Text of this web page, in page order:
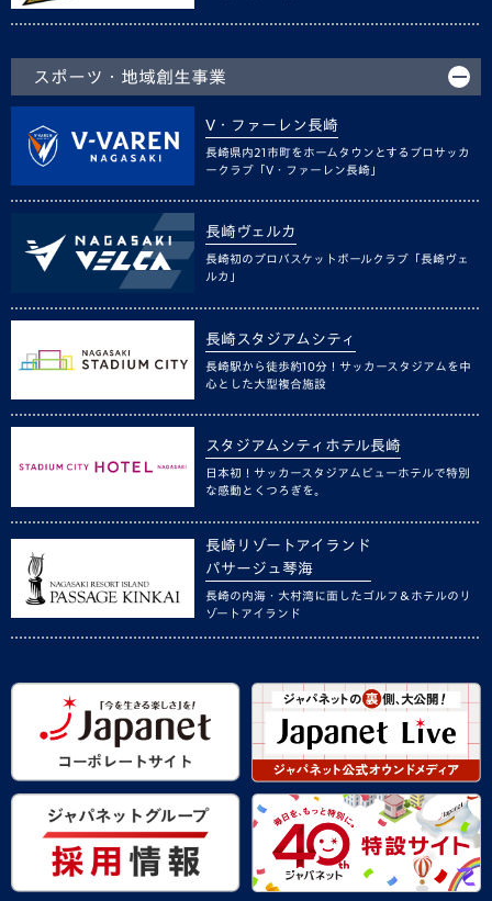
スポーツ・地域創生事業
V・ファーレン長崎
長崎県内21市町をホームタウンとするプロサッカ
ークラブ「V・ファーレン長崎」
長崎ヴェルカ
長崎初のプロバスケットボールクラブ「長崎ヴェ
ルカ」
長崎スタジアムシティ
長崎駅から徒歩約10分！サッカースタジアムを中
心とした大型複合施設
スタジアムシティホテル長崎
日本初！サッカースタジアムビューホテルで特別
な感動とくつろぎを。
長崎リゾートアイランド
パサージュ琴海
長崎の内海・大村湾に面したゴルフ＆ホテルのリ
ゾートアイランド